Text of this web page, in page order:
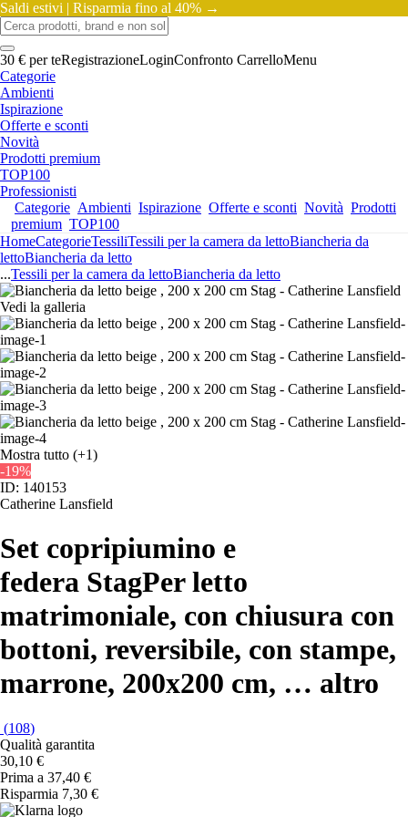
Saldi estivi | Risparmia fino al 40% →
30 € per teRegistrazioneLoginConfronto CarrelloMenu
Categorie
Ambienti
Ispirazione
Offerte e sconti
Novità
Prodotti premium
TOP100
Professionisti
Categorie Ambienti Ispirazione Offerte e sconti Novità Prodotti
premium TOP100
HomeCategorieTessiliTessili per la camera da lettoBiancheria da
lettoBiancheria da letto
...Tessili per la camera da lettoBiancheria da letto
Vedi la galleria
Mostra tutto (+1)
-19%
ID: 140153
Catherine Lansfield
Set copripiumino e
federa StagPer letto
matrimoniale, con chiusura con
bottoni, reversibile, con stampe,
marrone, 200x200 cm, … altro
(108)
Qualità garantita
30,10 €
Prima a 37,40 €
Risparmia 7,30 €